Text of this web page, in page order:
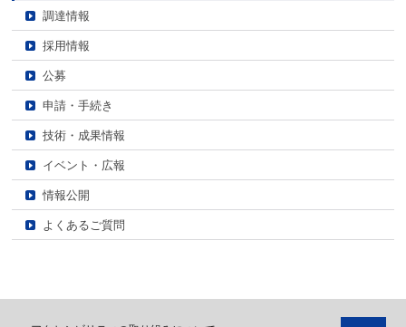
調達情報
採用情報
公募
申請・手続き
技術・成果情報
イベント・広報
情報公開
よくあるご質問